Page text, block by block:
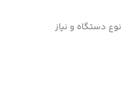
دستگاه و نیاز